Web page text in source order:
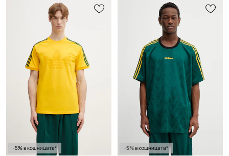
-5% в кошницата* -5% в кошницата*